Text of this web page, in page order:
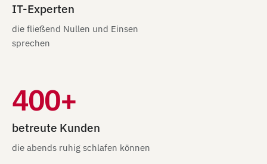
IT-Experten
die fließend Nullen und Einsen
sprechen
400+
betreute Kunden
die abends ruhig schlafen können